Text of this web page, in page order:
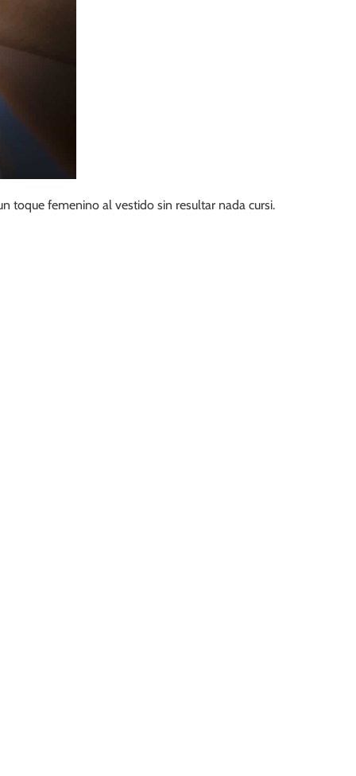
toque femenino al vestido sin resultar nada cursi.